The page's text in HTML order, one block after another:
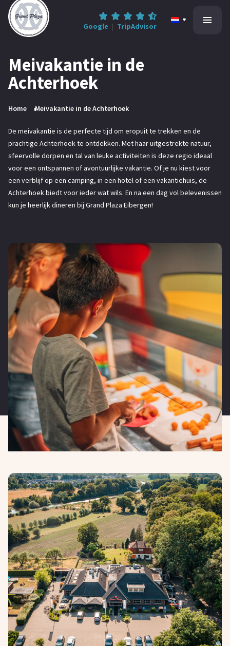
Google | TripAdvisor
Home
Informatie
Contact
Reserveren 0545-47 78 68
Meivakantie in de
Achterhoek
Home Meivakantie in de Achterhoek
De meivakantie is de perfecte tijd om eropuit te trekken en de
prachtige Achterhoek te ontdekken. Met haar uitgestrekte natuur,
sfeervolle dorpen en tal van leuke activiteiten is deze regio ideaal
voor een ontspannen of avontuurlijke vakantie. Of je nu kiest voor
een verblijf op een camping, in een hotel of een vakantiehuis, de
Achterhoek biedt voor ieder wat wils. En na een dag vol belevenissen
kun je heerlijk dineren bij Grand Plaza Eibergen!